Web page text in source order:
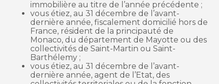
immobilière au titre de l’année précédente ;
vous étiez, au 31 décembre de l’avant-
dernière année, fiscalement domicilié hors de
France, résident de la principauté de
Monaco, du département de Mayotte ou des
collectivités de Saint-Martin ou Saint-
Barthélemy ;
vous étiez, au 31 décembre de l’avant-
dernière année, agent de l’Etat, des